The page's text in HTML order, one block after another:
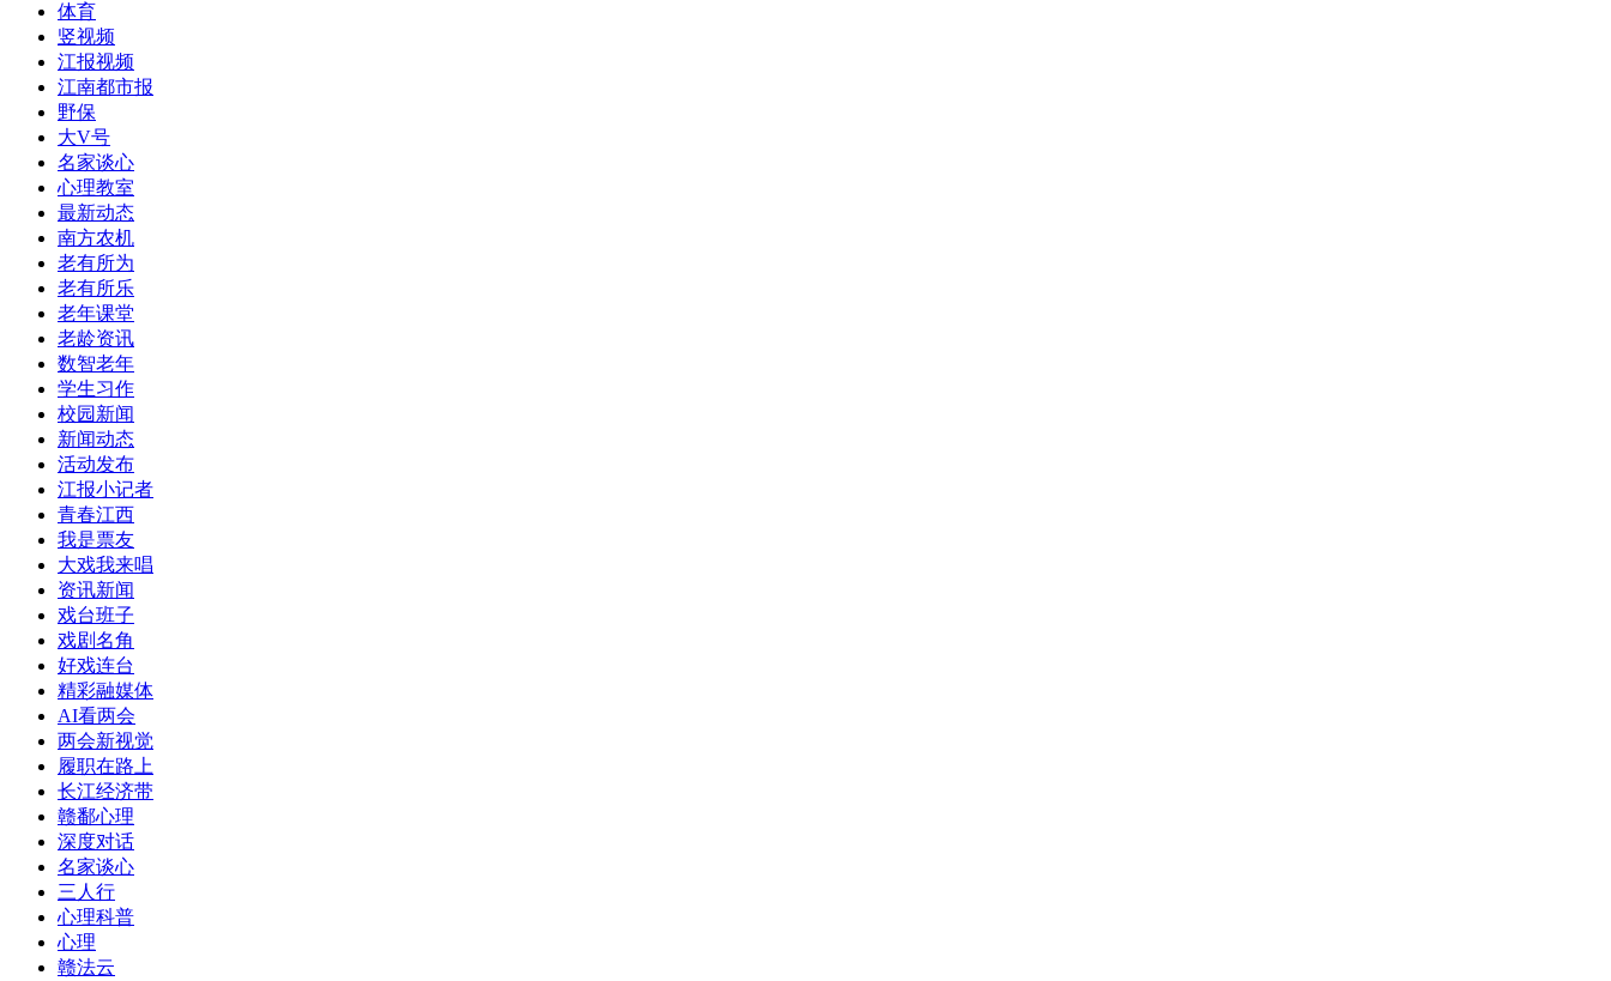
体育
竖视频
江报视频
江南都市报
野保
大V号
名家谈心
心理教室
最新动态
南方农机
老有所为
老有所乐
老年课堂
老龄资讯
数智老年
学生习作
校园新闻
新闻动态
活动发布
江报小记者
青春江西
我是票友
大戏我来唱
资讯新闻
戏台班子
戏剧名角
好戏连台
精彩融媒体
AI看两会
两会新视觉
履职在路上
长江经济带
赣鄱心理
深度对话
名家谈心
三人行
心理科普
心理
赣法云